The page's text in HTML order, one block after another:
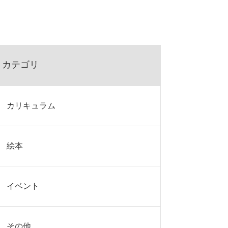
カテゴリ
カリキュラム
絵本
イベント
その他